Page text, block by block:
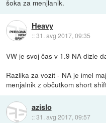
šoka za menjlanik.
Heavy
::31. avg 2017, 09:35
VW je svoj čas v 1.9 NA dizle
Razlika za vozit - NA je imel
menjalnik z občutkom short
azislo
::31. avg 2017, 09:57